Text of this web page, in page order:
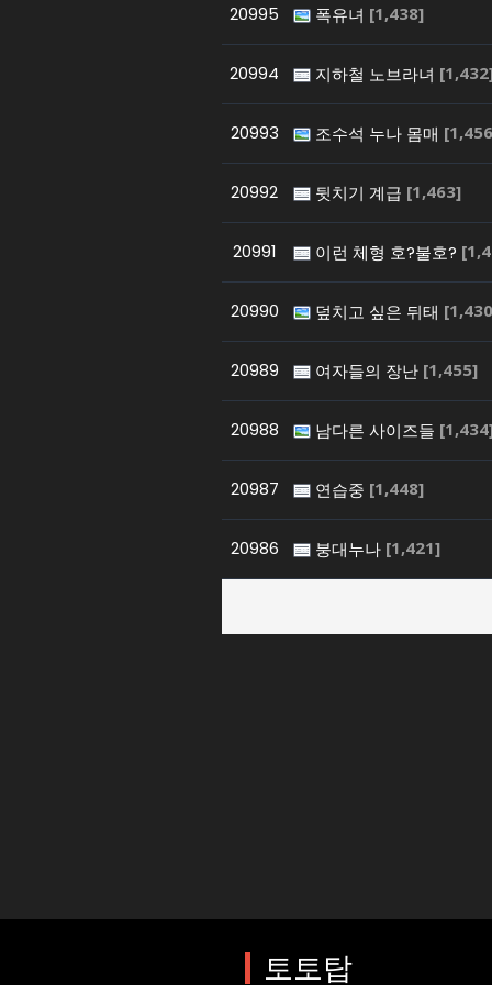
20995 폭유녀 [1,438]
20994 지하철 노브라녀
20993 조수석 누나 몸매
20992 뒷치기 계급 [1,463]
20991 이런 체형 호?불호?
20990 덮치고 싶은 뒤태
20989 여자들의 장난 [1,455]
20988 남다른 사이즈들
20987 연습중 [1,448]
20986 붕대누나 [1,421]
토토탑